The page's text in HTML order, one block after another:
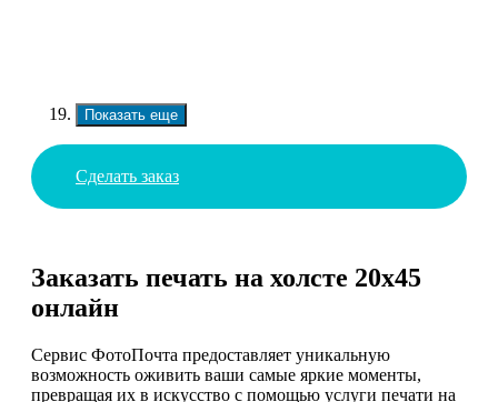
Показать еще
Сделать заказ
Заказать печать на холсте 20х45
онлайн
Сервис ФотоПочта предоставляет уникальную
возможность оживить ваши самые яркие моменты,
превращая их в искусство с помощью услуги печати на